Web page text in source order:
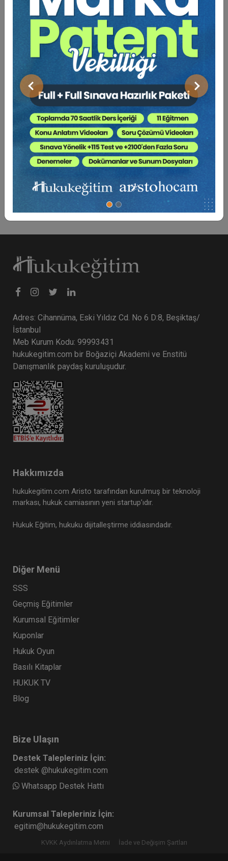
Önceki Sonraki
Hukuk Eğitim
Borçlar Mevzuatından Kaynaklı Nitelikli
Hesaplamalar Eğitimi (3 Eğitmen - 4 Video)
Adres: Cihannüma, Eski Yıldız Cd. No 6 D:8, Beşiktaş/
İstanbul
Meb Kurum Kodu: 99993431
hukukegitim.com bir Boğaziçi Akademi ve Enstitü
Danışmanlık paydaş kuruluşudur.
Hakkımızda
hukukegitim.com Aristo tarafından kurulmuş bir teknoloji
markası, hukuk camiasının yeni startup’ıdır.
Hukuk Eğitim, hukuku dijitalleştirme iddiasındadır.
Diğer Menü
SSS
Geçmiş Eğitimler
Kurumsal Eğitimler
Kuponlar
Hukuk Oyun
Basılı Kitaplar
HUKUK TV
Blog
Bize Ulaşın
Destek Talepleriniz İçin:
destek @hukukegitim.com
Whatsapp Destek Hattı
Kurumsal Talepleriniz İçin:
egitim@hukukegitim.com
KVKK Aydınlatma Metni İade ve Değişim Şartları